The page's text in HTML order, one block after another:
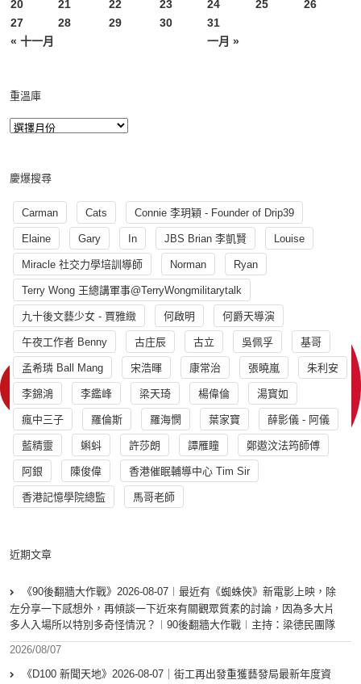
« 十一月 一月 »
20 21 22 23 24 25
26
27
28 29 30 31
重溫庫
慶爆搜尋
Carman Cats Connie 李玥穎 - Founder of Drip39
Elaine Gary In JBS Brian 李凱賢 Louise
Miracle 社交力學培訓導師 Norman Ryan
Terry Wong 王總講軍事@TerryWongmilitarytalk
九十後文藝少女 - 賈雅緻 何啟明 何爵天導演
午夜工作者 Benny 古庄辰 古立 吳佩孚 基哥
孟希璘 Ball Mang 宋浩暉 康常治 張曉嵐 朱利安
李錦鴻 李鑑峰 梁天琦 楊偉倫 湯寳如
瘋中三子 羅倫斯 羅海憫 葉家寶 薛影儀 - 阿儀
藍精靈 蝌蚪 許莎朗 譚雁瞳 鄭遨汶法筠師傅
阿銀 陳俊偉 香港催眠輔導中心 Tim Sir
香港記憶學院總監 馬哥老師
近期文章
《90後翻牆大作戰》2026-08-07︱最近有《蜘蛛俠》新電影上映，除
左分享一下感想外，再傾談一下近來有關觀眾質素的討論，因為多大片
多人入場所以特別多奇怪情況？︱90後翻牆大作戰︱主持：梁德民團隊
2026/08/07
《D100 新聞天地》2026-08-07｜街工再出發重獲藝發局最新年度資